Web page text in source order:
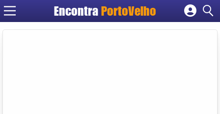
EncontraPortoVelho
Cadastrar empresa